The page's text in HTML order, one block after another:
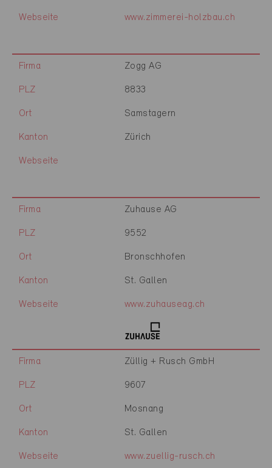
Webseite www.zimmerei-holzbau.ch
Firma Zogg AG
PLZ 8833
Ort Samstagern
Kanton Zürich
Webseite
Firma Zuhause AG
PLZ 9552
Ort Bronschhofen
Kanton St. Gallen
Webseite www.zuhauseag.ch
Firma Züllig + Rusch GmbH
PLZ 9607
Ort Mosnang
Kanton St. Gallen
Webseite www.zuellig-rusch.ch